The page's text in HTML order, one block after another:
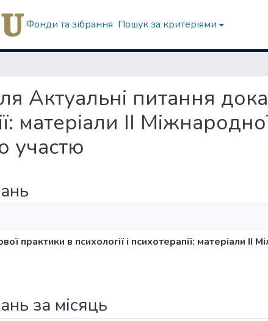
Фонди та зібрання Пошук за критеріями
Актуальні питання
матеріали ІІ
участю
практики в психології і психотерапії: матеріали
за місяць